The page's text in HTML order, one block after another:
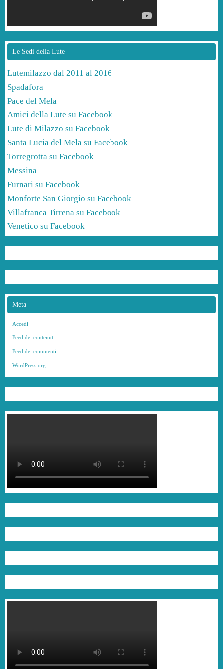
Le Sedi della Lute
Lutemilazzo dal 2011 al 2016
Spadafora
Pace del Mela
Amici della Lute su Facebook
Lute di Milazzo su Facebook
Santa Lucia del Mela su Facebook
Torregrotta su Facebook
Messina
Furnari su Facebook
Monforte San Giorgio su Facebook
Villafranca Tirrena su Facebook
Venetico su Facebook
Meta
Accedi
Feed dei contenuti
Feed dei commenti
WordPress.org